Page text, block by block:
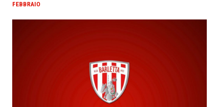
FEBBRAIO